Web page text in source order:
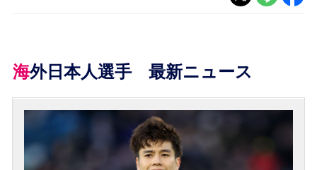
海外日本人選手 最新ニュース